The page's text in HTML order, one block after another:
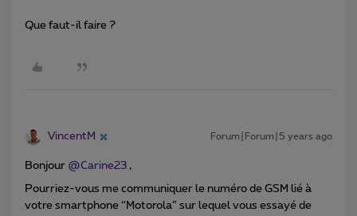
Que faut-il faire ?
VincentM Forum|Forum|5 years ago
Bonjour @Carine23 ,
Pourriez-vous me communiquer le numéro de GSM lié à
votre smartphone “Motorola” sur lequel vous essayé de